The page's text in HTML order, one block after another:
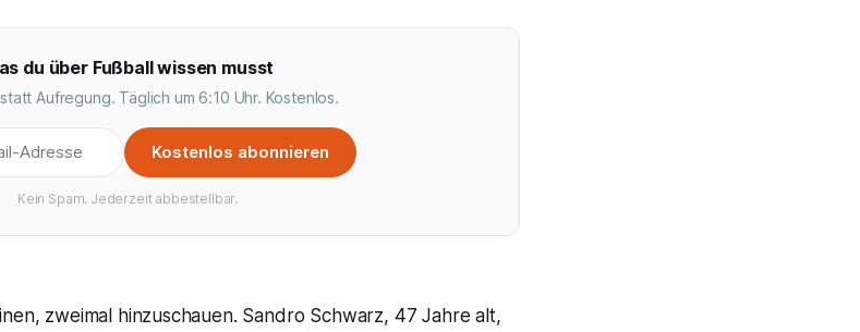
du über Fußball wissen musst
Aufregung. Täglich um 6:10 Uhr. Kostenlos.
Kostenlos abonnieren
Kein Spam. Jederzeit abbestellbar.
zweimal hinzuschauen. Sandro Schwarz, 47 Jahre alt,